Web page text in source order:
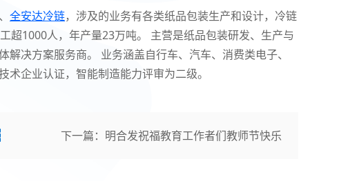
、 全安达冷链，涉及的业务有各类纸品包装生产和设计，冷链
超1000人，年产量23万吨。 主营是纸品包装研发、生产与
决方案服务商。 业务涵盖自行车、汽车、消费类电子、
企业认证，智能制造能力评审为二级。
下一篇： 明合发祝福教育工作者们教师节快乐